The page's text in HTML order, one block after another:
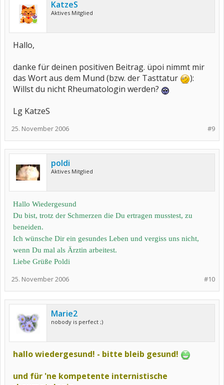
KatzeS
Aktives Mitglied
Hallo,
danke für deinen positiven Beitrag. üpoi nimmt mir
das Wort aus dem Mund (bzw. der Tasttatur
):
Willst du nicht Rheumatologin werden?
Lg KatzeS
#9
25. November 2006
poldi
Aktives Mitglied
Hallo Wiedergesund
Du bist, trotz der Schmerzen die Du ertragen musstest, zu
beneiden.
Ich wünsche Dir ein gesundes Leben und vergiss uns nicht,
wenn Du mal als Ärztin arbeitest.
Liebe Grüße Poldi
#10
25. November 2006
Marie2
nobody is perfect ;)
hallo wiedergesund! - bitte bleib gesund!
und für 'ne kompetente internistische